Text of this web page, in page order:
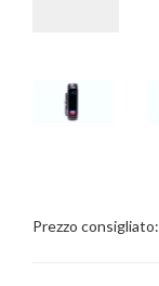
Prezzo consigliato: